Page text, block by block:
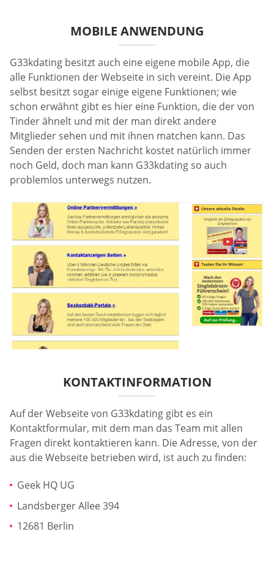
MOBILE ANWENDUNG
G33kdating besitzt auch eine eigene mobile App, die
alle Funktionen der Webseite in sich vereint. Die App
selbst besitzt sogar einige eigene Funktionen; wie
schon erwähnt gibt es hier eine Funktion, die der von
Tinder ähnelt und mit der man direkt andere
Mitglieder sehen und mit ihnen matchen kann. Das
Senden der ersten Nachricht kostet natürlich immer
noch Geld, doch man kann G33kdating so auch
problemlos unterwegs nutzen.
KONTAKTINFORMATION
Auf der Webseite von G33kdating gibt es ein
Kontaktformular, mit dem man das Team mit allen
Fragen direkt kontaktieren kann. Die Adresse, von der
aus die Webseite betrieben wird, ist auch zu finden:
Geek HQ UG
Landsberger Allee 394
12681 Berlin